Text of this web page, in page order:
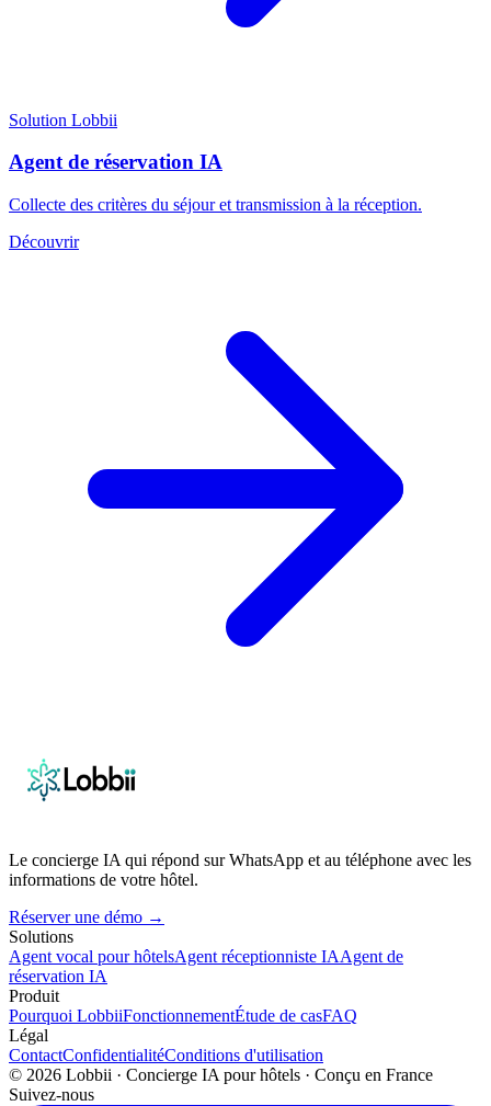
Solution Lobbii
Agent de réservation IA
Collecte des critères du séjour et transmission à la réception.
Découvrir
Le concierge IA qui répond sur WhatsApp et au téléphone avec les
informations de votre hôtel.
Réserver une démo →
Solutions
Agent vocal pour hôtelsAgent réceptionniste IAAgent de
réservation IA
Produit
Pourquoi LobbiiFonctionnementÉtude de casFAQ
Légal
ContactConfidentialitéConditions d'utilisation
© 2026 Lobbii · Concierge IA pour hôtels · Conçu en France
Suivez-nous